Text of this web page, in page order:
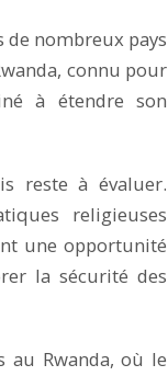
nombreux pays
connu pour
à étendre son
reste à évaluer.
religieuses
une opportunité
la sécurité des
au Rwanda, où le